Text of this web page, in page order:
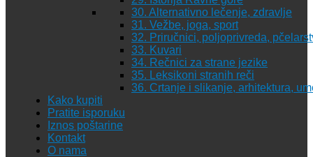
30. Alternativno lečenje, zdravlje
31. Vežbe, joga, sport
32. Priručnici, poljoprivreda,
33. Kuvari
34. Rečnici za strane jezike
35. Leksikoni stranih reči
36. Crtanje i slikanje, arhitektura,
Kako kupiti
Pratite isporuku
Iznos poštarine
Kontakt
O nama